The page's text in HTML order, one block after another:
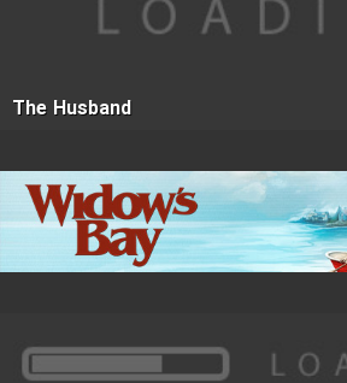
The Husband